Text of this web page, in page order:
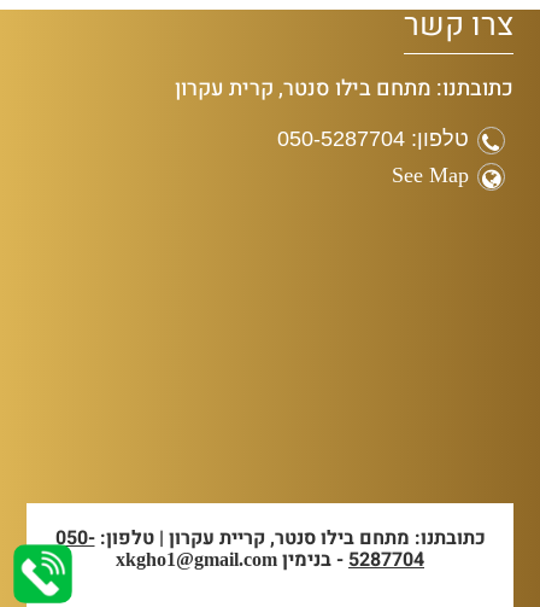
צרו קשר
כתובתנו: מתחם בילו סנטר, קרית עקרון
טלפון: 050-5287704
See Map
כתובתנו: מתחם בילו סנטר, קריית עקרון | טלפון:050-
5287704- בנימין xkgho1@gmail.com